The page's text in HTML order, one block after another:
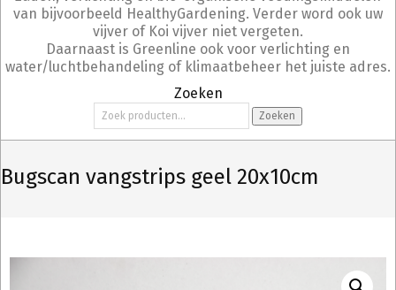
van bijvoorbeeld HealthyGardening. Verder word ook uw
vijver of Koi vijver niet vergeten.
Daarnaast is Greenline ook voor verlichting en
water/luchtbehandeling of klimaatbeheer het juiste adres.
Zoeken
Zoeken
naar:
Zoeken
Bugscan vangstrips geel 20x10cm